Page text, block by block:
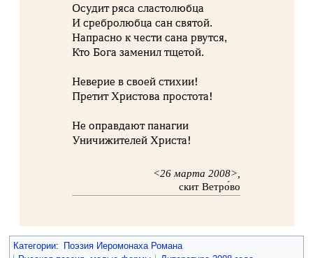
Осудит ряса сластолюбца
И сребролюбца сан святой.
Напрасно к чести сана рвутся,
Кто Бога заменил тщетой.
Неверие в своей стихии!
Претит Христова простота!
Не оправдают панагии
Уничижителей Христа!
<26 марта 2008>,
скит Ветро́во
Категории:
Поэзия Иеромонаха Романа